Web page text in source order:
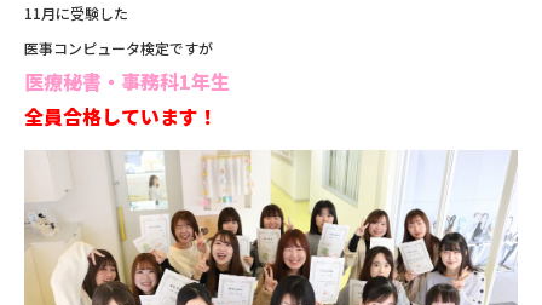
11月に受験した
医事コンピュータ検定ですが
医療秘書・事務科1年生
全員合格しています！